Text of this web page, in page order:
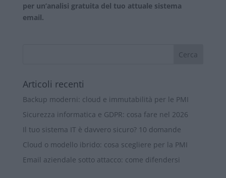
per un’analisi gratuita del tuo attuale sistema
email.
Articoli recenti
Backup moderni: cloud e immutabilità per le PMI
Sicurezza informatica e GDPR: cosa fare nel 2026
Il tuo sistema IT è davvero sicuro? 10 domande
Cloud o modello ibrido: cosa scegliere per la PMI
Email aziendale sotto attacco: come difendersi